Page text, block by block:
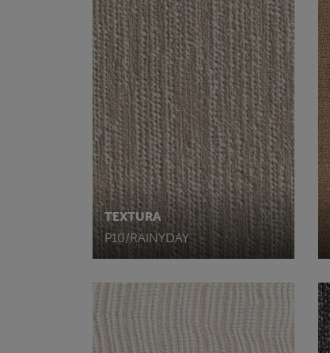
TEXTURA
P10/RAINYDAY